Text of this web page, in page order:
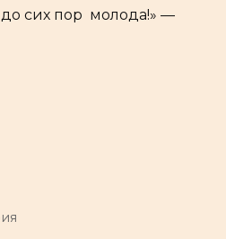
до сих пор молода!» —